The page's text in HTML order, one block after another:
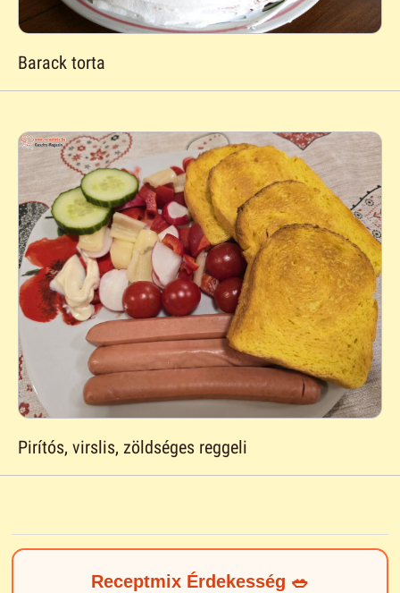
Barack torta
Pirítós, virslis, zöldséges reggeli
Receptmix Érdekesség 🥗